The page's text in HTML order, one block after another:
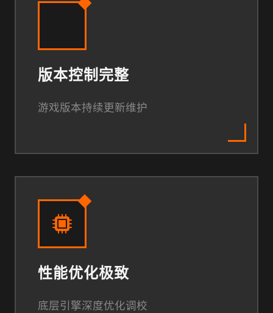
版本控制完整
游戏版本持续更新维护
性能优化极致
底层引擎深度优化调校